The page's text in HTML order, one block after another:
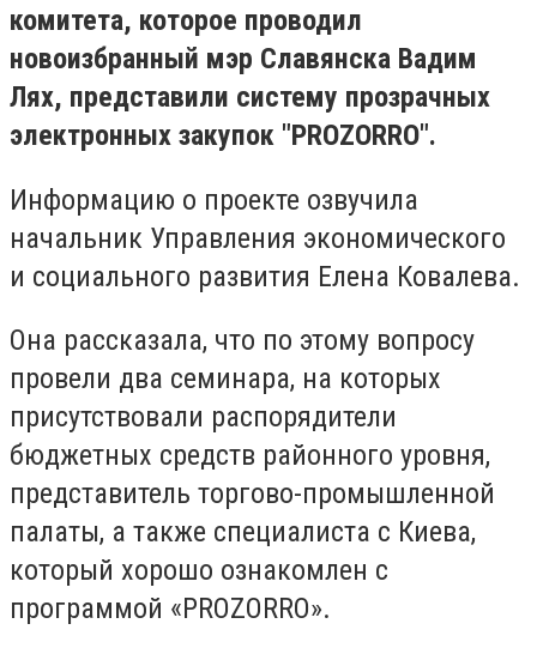
комитета, которое проводил
новоизбранный мэр Славянска Вадим
Лях, представили систему прозрачных
электронных закупок "PROZORRO".
Информацию о проекте озвучила
начальник Управления экономического
и социального развития Елена Ковалева.
Она рассказала, что по этому вопросу
провели два семинара, на которых
присутствовали распорядители
бюджетных средств районного уровня,
представитель торгово-промышленной
палаты, а также специалиста с Киева,
который хорошо ознакомлен с
программой «PROZORRO».